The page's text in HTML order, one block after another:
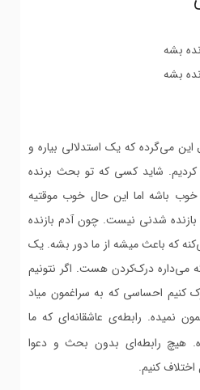
بشه
بشه
می‌گرده که یک استدلالی بیاره و
کردیم. شاید کسی که تو بحث برنده
باشه اما این حال خوب موقتیه
شدنی نیست. چون آدم بازنده
که باعث میشه از ما دور بشه. یک
می‌داره درک‌کردن هست. اگر نتونیم
کنیم احساسی که به سراغمون میاد
نمیده. رابطه‌ی عاشقانه‌ای که ما
هیچ رابطه‌ای بدون بحث و دعوا
کنیم.